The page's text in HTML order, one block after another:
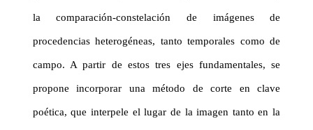
la comparación-constelación de imágenes de
procedencias heterogéneas, tanto temporales como de
campo. A partir de estos tres ejes fundamentales, se
propone incorporar una método de corte en clave
poética, que interpele el lugar de la imagen tanto en la